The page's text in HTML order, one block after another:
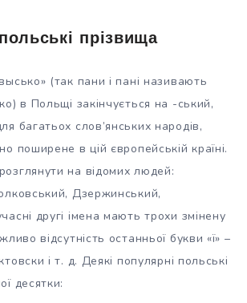
прізвища
(так пани і пані називають
в Польщі закінчується на -ський,
багатьох слов’янських народів,
поширене в цій європейській країні.
на відомих людей:
Дзержинський,
другі імена мають трохи змінену
відсутність останньої букви «ї» –
і т. д. Деякі популярні польські
десятки: